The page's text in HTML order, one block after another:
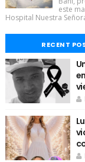
este
Hospital Nuestra
RECENT